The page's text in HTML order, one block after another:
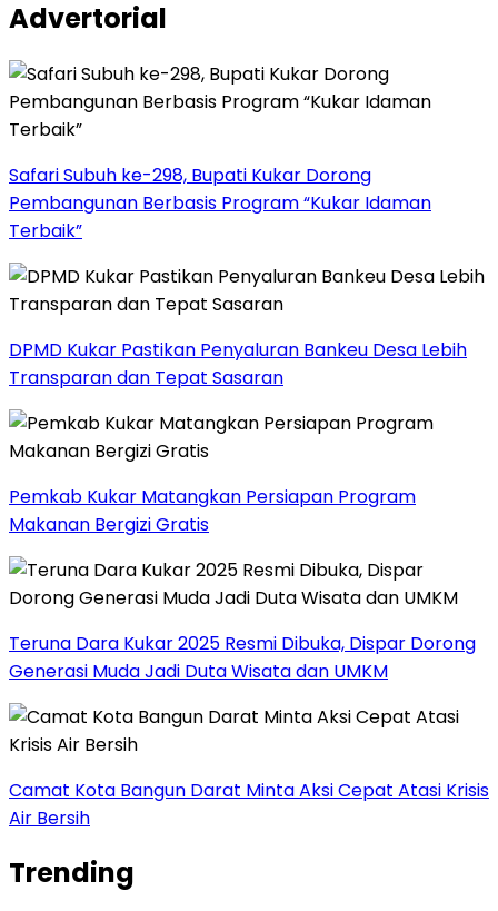
Advertorial
Safari Subuh ke-298, Bupati Kukar Dorong
Pembangunan Berbasis Program “Kukar Idaman
Terbaik”
DPMD Kukar Pastikan Penyaluran Bankeu Desa Lebih
Transparan dan Tepat Sasaran
Pemkab Kukar Matangkan Persiapan Program
Makanan Bergizi Gratis
Teruna Dara Kukar 2025 Resmi Dibuka, Dispar Dorong
Generasi Muda Jadi Duta Wisata dan UMKM
Camat Kota Bangun Darat Minta Aksi Cepat Atasi Krisis
Air Bersih
Trending